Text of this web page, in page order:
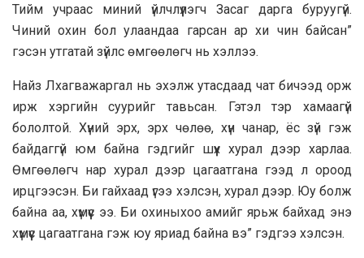
Тийм учраас миний үйлчлүүлэгч Засаг дарга буруугүй.
Чиний охин бол улаандаа гарсан ар хи чин байсан”
гэсэн утгатай зүйлс өмгөөлөгч нь хэллээ.
Найз Лхагважаргал нь эхэлж утасдаад чат бичээд орж
ирж хэргийн суурийг тавьсан. Гэтэл тэр хамаагүй
бололтой. Хүний эрх, эрх чөлөө, хүн чанар, ёс зүй гэж
байдаггүй юм байна гэдгийг шүүх хурал дээр харлаа.
Өмгөөлөгч нар хурал дээр цагаатгана гээд л ороод
ирцгээсэн. Би гайхаад үгээ хэлсэн, хурал дээр. Юу болж
байна аа, хүмүүс ээ. Би охиныхоо амийг ярьж байхад энэ
хүмүүс цагаатгана гэж юу яриад байна вэ” гэдгээ хэлсэн.